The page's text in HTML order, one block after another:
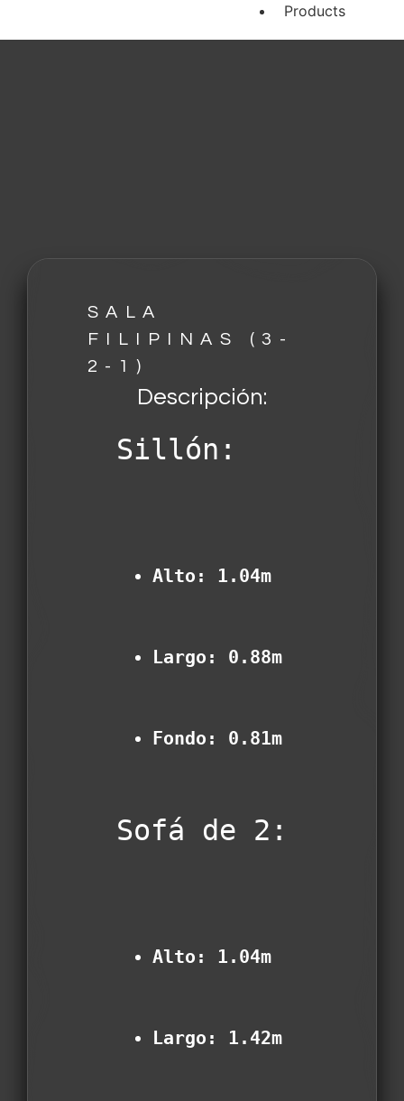
Products
SALA
FILIPINAS (3-
2-1)
Descripción:
Sillón:
Alto: 1.04m
Largo: 0.88m
Fondo: 0.81m
Sofá de 2:
Alto: 1.04m
Largo: 1.42m